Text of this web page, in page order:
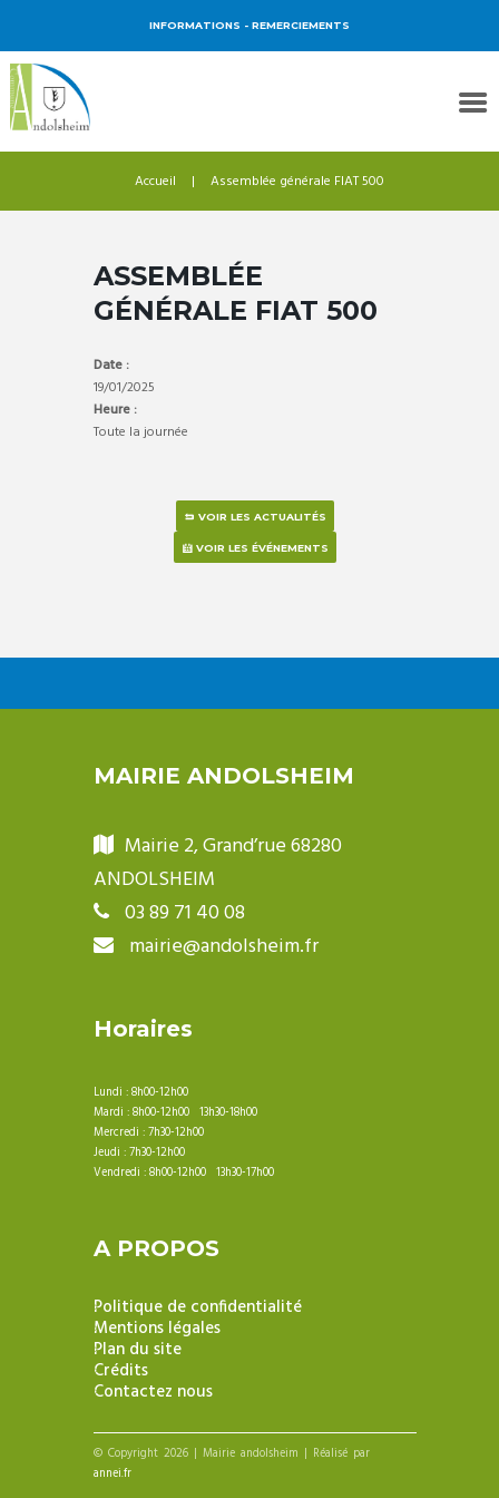
INFORMATIONS - REMERCIEMENTS
Accueil Assemblée générale FIAT 500
ASSEMBLÉE
GÉNÉRALE FIAT 500
Date :
19/01/2025
Heure :
Toute la journée
VOIR LES ACTUALITÉS
VOIR LES ÉVÉNEMENTS
MAIRIE ANDOLSHEIM
Mairie 2, Grand’rue 68280
ANDOLSHEIM
03 89 71 40 08
mairie@andolsheim.fr
Horaires
Lundi : 8h00-12h00
Mardi : 8h00-12h00 13h30-18h00
Mercredi : 7h30-12h00
Jeudi : 7h30-12h00
Vendredi : 8h00-12h00 13h30-17h00
A PROPOS
Politique de confidentialité
Mentions légales
Plan du site
Crédits
Contactez nous
© Copyright 2026 | Mairie andolsheim | Réalisé par
annei.fr